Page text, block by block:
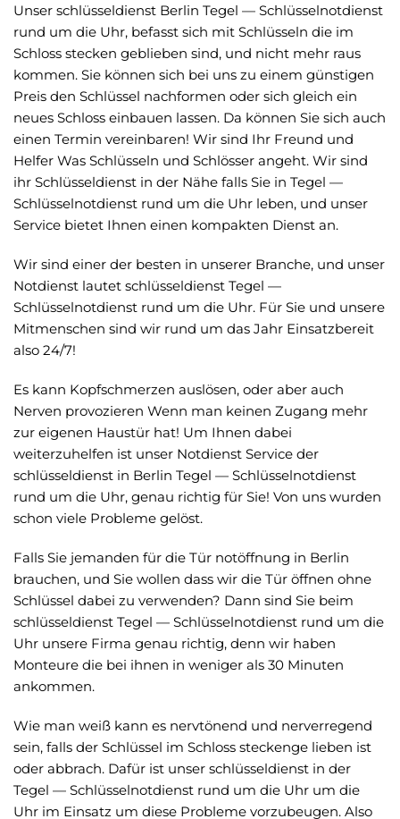
Unser schlüsseldienst Berlin Tegel — Schlüsselnotdienst
rund um die Uhr, befasst sich mit Schlüsseln die im
Schloss stecken geblieben sind, und nicht mehr raus
kommen. Sie können sich bei uns zu einem günstigen
Preis den Schlüssel nachformen oder sich gleich ein
neues Schloss einbauen lassen. Da können Sie sich auch
einen Termin vereinbaren! Wir sind Ihr Freund und
Helfer Was Schlüsseln und Schlösser angeht. Wir sind
ihr Schlüsseldienst in der Nähe falls Sie in Tegel —
Schlüsselnotdienst rund um die Uhr leben, und unser
Service bietet Ihnen einen kompakten Dienst an.
Wir sind einer der besten in unserer Branche, und unser
Notdienst lautet schlüsseldienst Tegel —
Schlüsselnotdienst rund um die Uhr. Für Sie und unsere
Mitmenschen sind wir rund um das Jahr Einsatzbereit
also 24/7!
Es kann Kopfschmerzen auslösen, oder aber auch
Nerven provozieren Wenn man keinen Zugang mehr
zur eigenen Haustür hat! Um Ihnen dabei
weiterzuhelfen ist unser Notdienst Service der
schlüsseldienst in Berlin Tegel — Schlüsselnotdienst
rund um die Uhr, genau richtig für Sie! Von uns wurden
schon viele Probleme gelöst.
Falls Sie jemanden für die Tür notöffnung in Berlin
brauchen, und Sie wollen dass wir die Tür öffnen ohne
Schlüssel dabei zu verwenden? Dann sind Sie beim
schlüsseldienst Tegel — Schlüsselnotdienst rund um die
Uhr unsere Firma genau richtig, denn wir haben
Monteure die bei ihnen in weniger als 30 Minuten
ankommen.
Wie man weiß kann es nervtönend und nerverregend
sein, falls der Schlüssel im Schloss steckenge lieben ist
oder abbrach. Dafür ist unser schlüsseldienst in der
Tegel — Schlüsselnotdienst rund um die Uhr um die
Uhr im Einsatz um diese Probleme vorzubeugen. Also